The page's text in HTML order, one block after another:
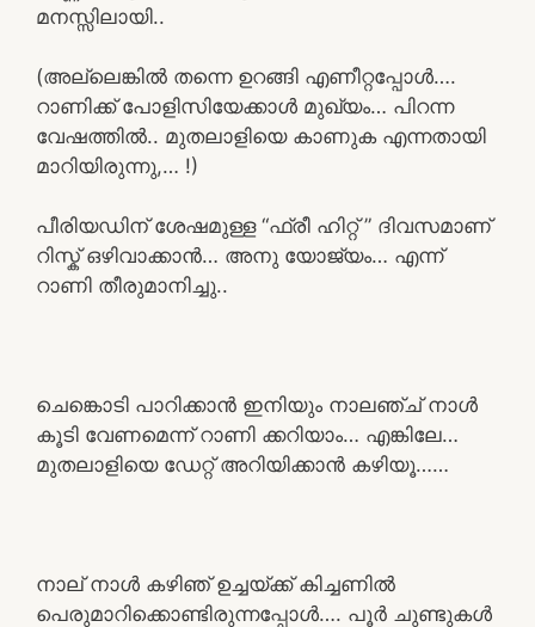
മനസ്സിലായി..
(അല്ലെങ്കിൽ തന്നെ ഉറങ്ങി എണീറ്റപ്പോൾ….
റാണിക്ക് പോളിസിയേക്കാൾ മുഖ്യം… പിറന്ന
വേഷത്തിൽ.. മുതലാളിയെ കാണുക എന്നതായി
മാറിയിരുന്നു,… !)
പീരിയഡിന് ശേഷമുള്ള “ഫ്രീ ഹിറ്റ് ” ദിവസമാണ്
റിസ്ക് ഒഴിവാക്കാൻ… അനു യോജ്യം… എന്ന്
റാണി തീരുമാനിച്ചു..
ചെങ്കൊടി പാറിക്കാൻ ഇനിയും നാലഞ്ച് നാൾ
കൂടി വേണമെന്ന് റാണി ക്കറിയാം… എങ്കിലേ…
മുതലാളിയെ ഡേറ്റ് അറിയിക്കാൻ കഴിയൂ……
നാല് നാൾ കഴിഞ് ഉച്ചയ്ക്ക് കിച്ചണിൽ
പെരുമാറിക്കൊണ്ടിരുന്നപ്പോൾ…. പൂർ ചുണ്ടുകൾ